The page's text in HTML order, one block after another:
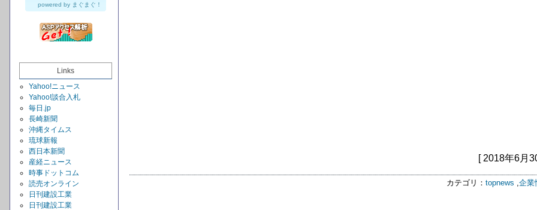
powered by まぐまぐ！
Links
Yahoo!ニュース
Yahoo!談合入札
毎日.jp
長崎新聞
沖縄タイムス
琉球新報
西日本新聞
産経ニュース
時事ドットコム
読売オンライン
日刊建設工業
日刊建設工業
[ 2018年6月
カテゴリ： topnews ,企業